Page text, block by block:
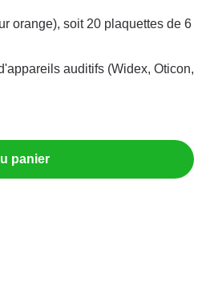
orange), soit 20 plaquettes de 6
auditifs (Widex, Oticon,
panier